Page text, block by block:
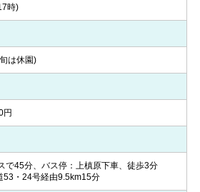
時)
は休園)
円
45分、バス停：上槙原下車、徒歩3分
53・24号経由9.5km15分